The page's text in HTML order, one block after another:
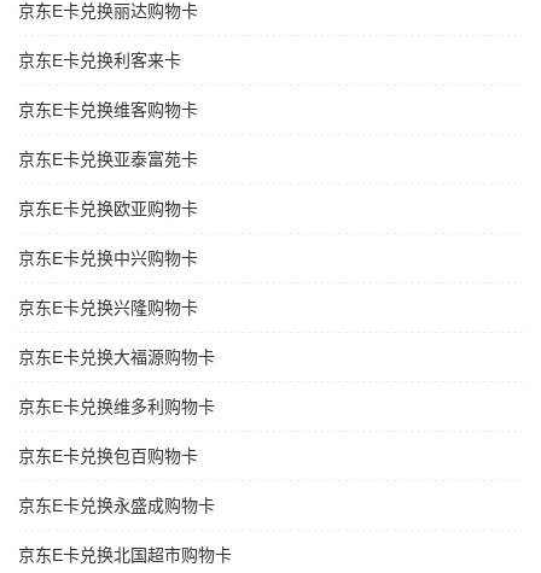
京东E卡兑换丽达购物卡
京东E卡兑换利客来卡
京东E卡兑换维客购物卡
京东E卡兑换亚泰富苑卡
京东E卡兑换欧亚购物卡
京东E卡兑换中兴购物卡
京东E卡兑换兴隆购物卡
京东E卡兑换大福源购物卡
京东E卡兑换维多利购物卡
京东E卡兑换包百购物卡
京东E卡兑换永盛成购物卡
京东E卡兑换北国超市购物卡